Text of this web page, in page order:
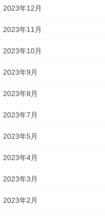
2023年12月
2023年11月
2023年10月
2023年9月
2023年8月
2023年7月
2023年5月
2023年4月
2023年3月
2023年2月